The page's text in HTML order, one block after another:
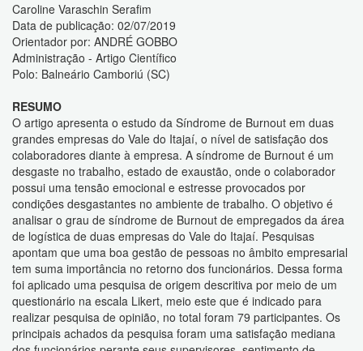
Caroline Varaschin Serafim
Data de publicação: 02/07/2019
Orientador por: ANDRÉ GOBBO
Administração - Artigo Científico
Polo: Balneário Camboriú (SC)
RESUMO
O artigo apresenta o estudo da Síndrome de Burnout em duas
grandes empresas do Vale do Itajaí, o nível de satisfação dos
colaboradores diante à empresa. A síndrome de Burnout é um
desgaste no trabalho, estado de exaustão, onde o colaborador
possui uma tensão emocional e estresse provocados por
condições desgastantes no ambiente de trabalho. O objetivo é
analisar o grau de síndrome de Burnout de empregados da área
de logística de duas empresas do Vale do Itajaí. Pesquisas
apontam que uma boa gestão de pessoas no âmbito empresarial
tem suma importância no retorno dos funcionários. Dessa forma
foi aplicado uma pesquisa de origem descritiva por meio de um
questionário na escala Likert, meio este que é indicado para
realizar pesquisa de opinião, no total foram 79 participantes. Os
principais achados da pesquisa foram uma satisfação mediana